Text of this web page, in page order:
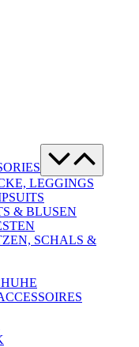
Menü-
Schalter
LEGGINGS
& BLUSEN
SCHALS &